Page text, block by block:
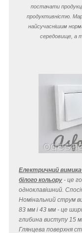
постачати
продуктивністю.
найсучаснішим
середовище, а
Електричний
білого кольору - це
одноклавішний.
Номінальний струм
83 мм і 43 мм - це
глибина виступу 15
Глянцева поверхня